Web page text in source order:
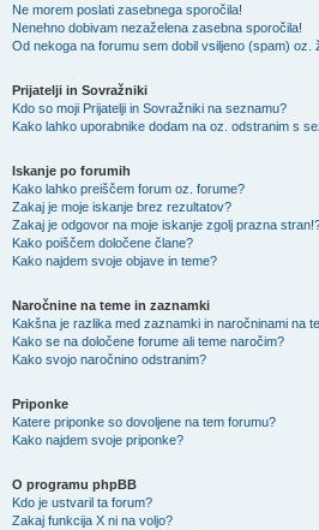
Ne morem poslati zasebnega sporočila!
Nenehno dobivam nezaželena zasebna sporočila!
Od nekoga na forumu sem dobil vsiljeno (spam) oz.
Prijatelji in Sovražniki
Kdo so moji Prijatelji in Sovražniki na seznamu?
Kako lahko uporabnike dodam na oz. odstranim s
Iskanje po forumih
Kako lahko preiščem forum oz. forume?
Zakaj je moje iskanje brez rezultatov?
Zakaj je odgovor na moje iskanje zgolj prazna
Kako poiščem določene člane?
Kako najdem svoje objave in teme?
Naročnine na teme in zaznamki
Kakšna je razlika med zaznamki in naročninami na
Kako se na določene forume ali teme naročim?
Kako svojo naročnino odstranim?
Priponke
Katere priponke so dovoljene na tem forumu?
Kako najdem svoje priponke?
O programu phpBB
Kdo je ustvaril ta forum?
Zakaj funkcija X ni na voljo?